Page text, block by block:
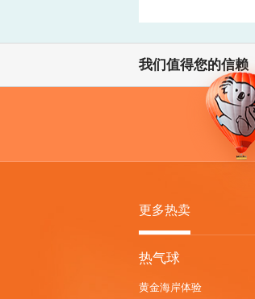
我们值得您的信赖
更多热卖
MORE
DEALS
热气球
黄金海岸体验